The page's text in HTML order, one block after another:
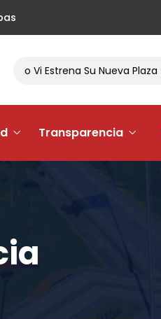
Vi Estrena Su Nueva Plaza
Transparencia